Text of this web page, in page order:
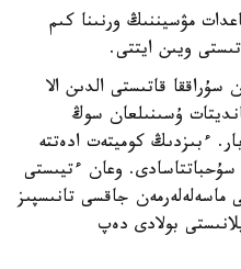
مۋسيننىڭ ورنىنا كىم
ويىن ايتتى.
قاتىستى الدىن الا
ۇسىنىلعان سوڭ
ءبىزدىڭ كوميتەت ادەتتە
وعان ءتيىستى
ماسەلەلەرمەن جاقسى تانىسپىز
بولادى دەپ